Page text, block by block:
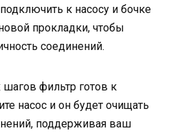
к насосу и бочке
прокладки, чтобы
соединений.
фильтр готов к
насос и он будет очищать
поддерживая ваш